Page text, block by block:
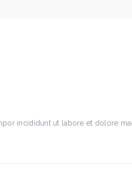
incididunt ut labore et dolore